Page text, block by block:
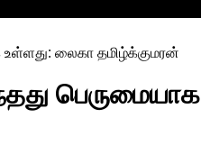
பெருமையாக